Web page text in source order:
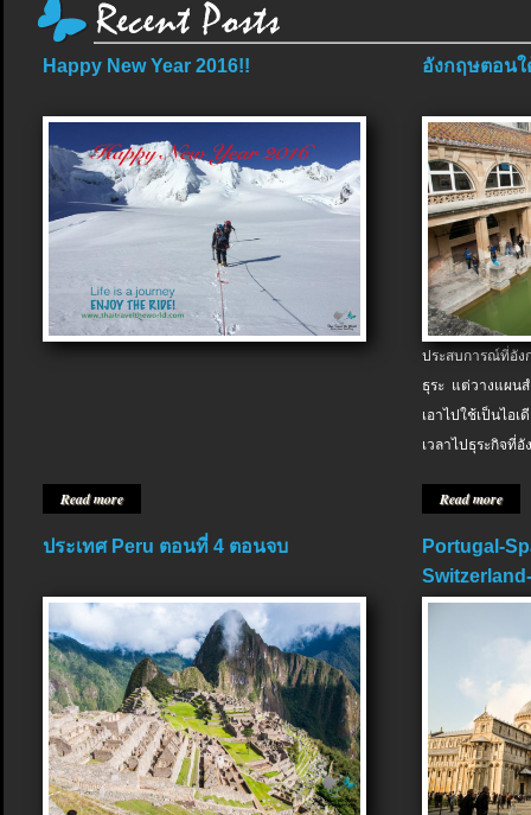
Happy New Year 2016!!
Read more
อังกฤษตอนใ
ประสบการณ์ที่อัง
ธุระ แต่วางแผน
เอาไปใช้เป็นไอ
เวลาไปธุระกิจที่อั
Read more
ประเทศ Peru ตอนที่ 4 ตอนจบ
Portugal-